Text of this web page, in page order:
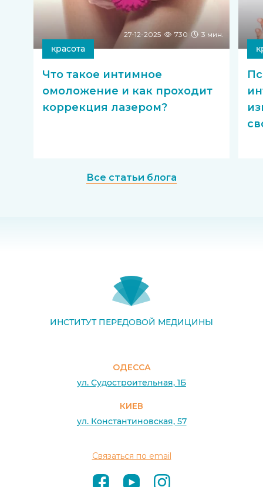
27-12-2025 730 3 мин.
красота
Что такое интимное
омоложение и как проходит
коррекция лазером?
Все статьи блога
ИНСТИТУТ ПЕРЕДОВОЙ МЕДИЦИНЫ
ОДЕССА
ул. Судостроительная, 1Б
КИЕВ
ул. Константиновская, 57
Связаться по email